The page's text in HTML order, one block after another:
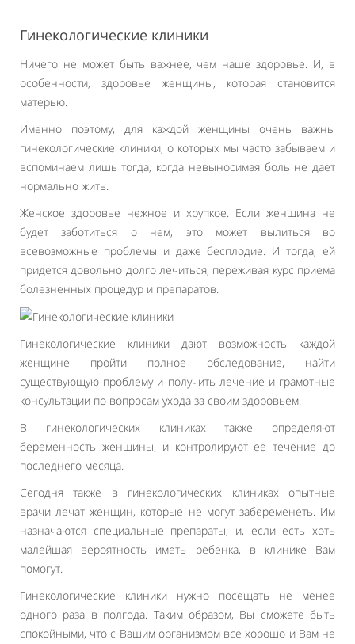
Гинекологические клиники
Ничего не может быть важнее, чем наше здоровье. И, в
особенности, здоровье женщины, которая становится
матерью.
Именно поэтому, для каждой женщины очень важны
гинекологические клиники, о которых мы часто забываем и
вспоминаем лишь тогда, когда невыносимая боль не дает
нормально жить.
Женское здоровье нежное и хрупкое. Если женщина не
будет заботиться о нем, это может вылиться во
всевозможные проблемы и даже бесплодие. И тогда, ей
придется довольно долго лечиться, переживая курс приема
болезненных процедур и препаратов.
Гинекологические клиники дают возможность каждой
женщине пройти полное обследование, найти
существующую проблему и получить лечение и грамотные
консультации по вопросам ухода за своим здоровьем.
В гинекологических клиниках также определяют
беременность женщины, и контролируют ее течение до
последнего месяца.
Сегодня также в гинекологических клиниках опытные
врачи лечат женщин, которые не могут забеременеть. Им
назначаются специальные препараты, и, если есть хоть
малейшая вероятность иметь ребенка, в клинике Вам
помогут.
Гинекологические клиники нужно посещать не менее
одного раза в полгода. Таким образом, Вы сможете быть
спокойными, что с Вашим организмом все хорошо и Вам не